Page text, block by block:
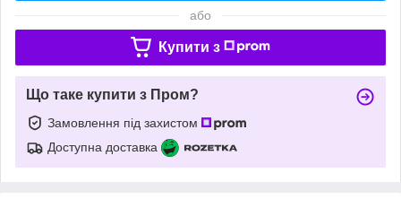
або
Купити з
Що таке купити з Пром?
Замовлення під захистом
Доступна доставка